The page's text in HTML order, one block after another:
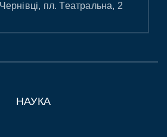
пл. Театральна, 2
НАУКА